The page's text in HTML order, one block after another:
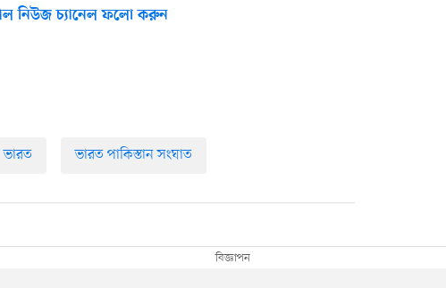
নিউজ চ্যানেল ফলো করুন
ভারত ভারত পাকিস্তান সংঘাত